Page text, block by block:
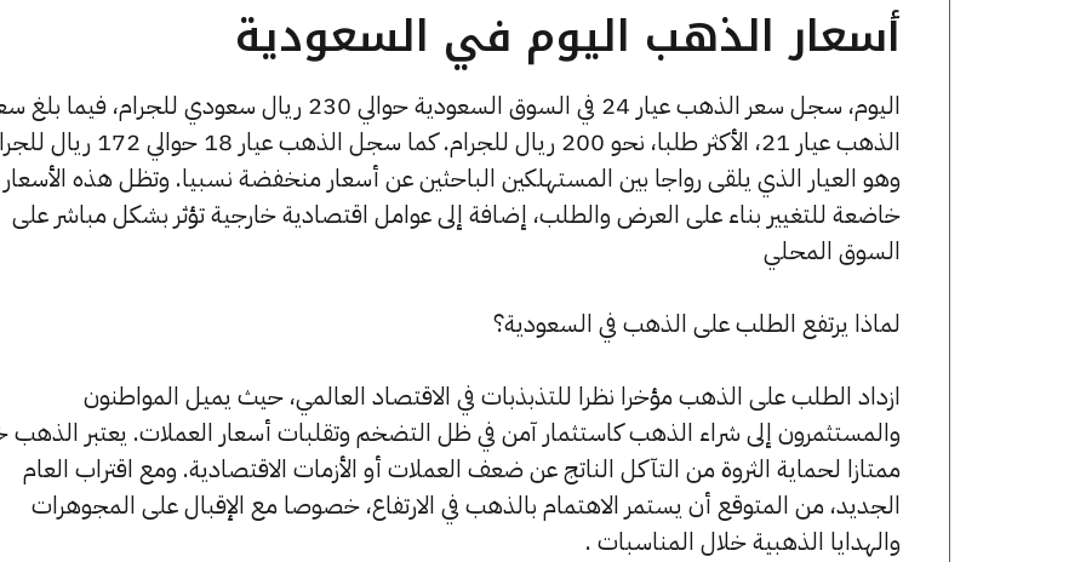
أسعار الذهب اليوم في السعودية
اليوم، سجل سعر الذهب عيار 24 في السوق السعودية حوالي 230 ريال سعودي للجرام، فيما
الذهب عيار 21، الأكثر طلبا، نحو 200 ريال للجرام. كما سجل الذهب عيار 18
وهو العيار الذي يلقى رواجا بين المستهلكين الباحثين عن أسعار منخفضة نسبيا. وتظل هذه الأسعار
خاضعة للتغيير بناء على العرض والطلب، إضافة إلى عوامل اقتصادية خارجية تؤثر بشكل مباشر على
السوق المحلي​
لماذا يرتفع الطلب على الذهب في السعودية؟
ازداد الطلب على الذهب مؤخرا نظرا للتذبذبات في الاقتصاد العالمي، حيث يميل المواطنون
والمستثمرون إلى شراء الذهب كاستثمار آمن في ظل التضخم وتقلبات أسعار العملات. يعتبر الذهب
ممتازا لحماية الثروة من التآكل الناتج عن ضعف العملات أو الأزمات الاقتصادية. ومع اقتراب العام
الجديد، من المتوقع أن يستمر الاهتمام بالذهب في الارتفاع، خصوصا مع الإقبال على المجوهرات
والهدايا الذهبية خلال المناسبات .